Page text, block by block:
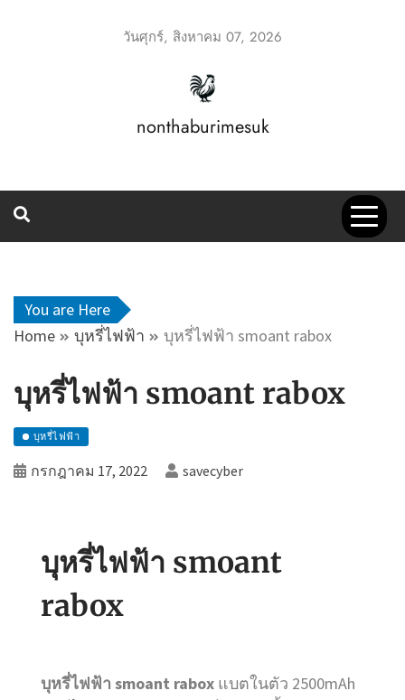
วันศุกร์, สิงหาคม 07, 2026
nonthaburimesuk
You are Here
Home
บุหรี่ไฟฟ้า บุหรี่ไฟฟ้า smoant rabox
บุหรี่ไฟฟ้า smoant rabox
บุหรี่ไฟฟ้า
กรกฎาคม 17, 2022 savecyber
บุหรี่ไฟฟ้า smoant
rabox
บุหรี่ไฟฟ้า smoant rabox แบตในตัว 2500mAh